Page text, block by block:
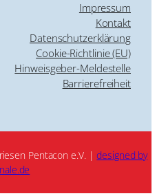
Impressum
Kontakt
Datenschutzerklärung
Cookie-Richtlinie (EU)
Hinweisgeber-Meldestelle
Barrierefreiheit
Pentacon e.V. |designed by